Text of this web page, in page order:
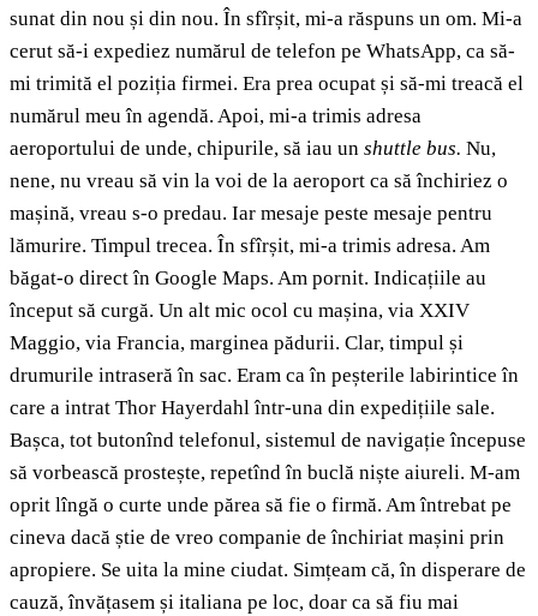
sunat din nou și din nou. În sfîrșit, mi-a răspuns un om. Mi-a
cerut să-i expediez numărul de telefon pe WhatsApp, ca să-
mi trimită el poziția firmei. Era prea ocupat și să-mi treacă el
numărul meu în agendă. Apoi, mi-a trimis adresa
aeroportului de unde, chipurile, să iau un shuttle bus. Nu,
nene, nu vreau să vin la voi de la aeroport ca să închiriez o
mașină, vreau s-o predau. Iar mesaje peste mesaje pentru
lămurire. Timpul trecea. În sfîrșit, mi-a trimis adresa. Am
băgat-o direct în Google Maps. Am pornit. Indicațiile au
început să curgă. Un alt mic ocol cu mașina, via XXIV
Maggio, via Francia, marginea pădurii. Clar, timpul și
drumurile intraseră în sac. Eram ca în peșterile labirintice în
care a intrat Thor Hayerdahl într-una din expedițiile sale.
Bașca, tot butonînd telefonul, sistemul de navigație începuse
să vorbească prostește, repetînd în buclă niște aiureli. M-am
oprit lîngă o curte unde părea să fie o firmă. Am întrebat pe
cineva dacă știe de vreo companie de închiriat mașini prin
apropiere. Se uita la mine ciudat. Simțeam că, în disperare de
cauză, învățasem și italiana pe loc, doar ca să fiu mai